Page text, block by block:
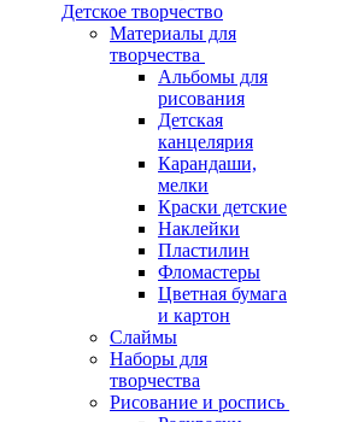
Детское творчество
Материалы для
творчества
Альбомы для
рисования
Детская
канцелярия
Карандаши,
мелки
Краски детские
Наклейки
Пластилин
Фломастеры
Цветная бумага
и картон
Слаймы
Наборы для
творчества
Рисование и роспись